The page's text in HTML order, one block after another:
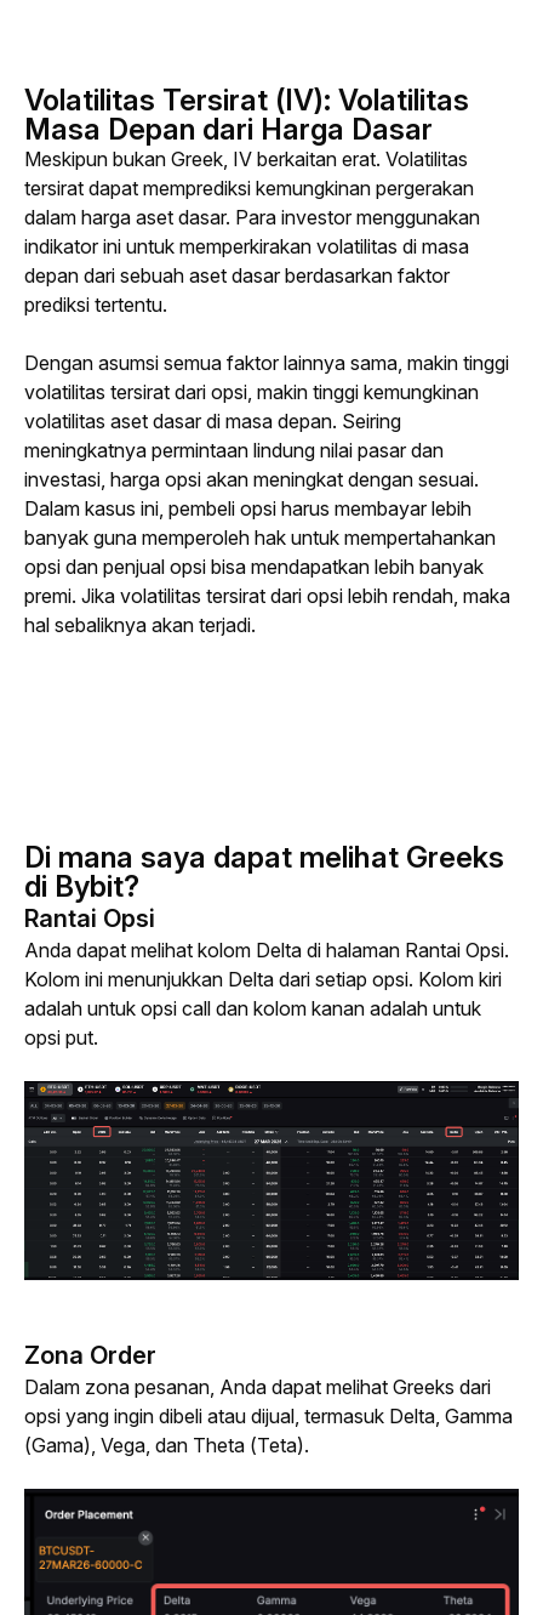
Volatilitas Tersirat (IV): Volatilitas
Masa Depan dari Harga Dasar
Meskipun bukan Greek, IV berkaitan erat. Volatilitas
tersirat dapat memprediksi kemungkinan pergerakan
dalam harga aset dasar. Para investor menggunakan
indikator ini untuk memperkirakan volatilitas di masa
depan dari sebuah aset dasar berdasarkan faktor
prediksi tertentu.
Dengan asumsi semua faktor lainnya sama, makin tinggi
volatilitas tersirat dari opsi, makin tinggi kemungkinan
volatilitas aset dasar di masa depan. Seiring
meningkatnya permintaan lindung nilai pasar dan
investasi, harga opsi akan meningkat dengan sesuai.
Dalam kasus ini, pembeli opsi harus membayar lebih
banyak guna memperoleh hak untuk mempertahankan
opsi dan penjual opsi bisa mendapatkan lebih banyak
premi. Jika volatilitas tersirat dari opsi lebih rendah, maka
hal sebaliknya akan terjadi.
Di mana saya dapat melihat Greeks
di Bybit?
Rantai Opsi
Anda dapat melihat kolom Delta di halaman Rantai Opsi.
Kolom ini menunjukkan Delta dari setiap opsi. Kolom kiri
adalah untuk opsi call dan kolom kanan adalah untuk
opsi put.
Zona Order
Dalam zona pesanan, Anda dapat melihat Greeks dari
opsi yang ingin dibeli atau dijual, termasuk Delta, Gamma
(Gama), Vega, dan Theta (Teta).